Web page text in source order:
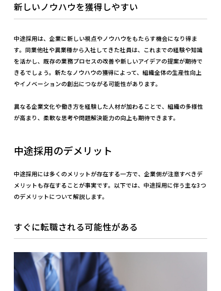
新しいノウハウを獲得しやすい
中途採用は、企業に新しい視点やノウハウをもたらす機会になり得ま
す。同業他社や異業種から入社してきた社員は、これまでの経験や知識
を活かし、既存の業務プロセスの改善や新しいアイデアの提案が期待で
きるでしょう。新たなノウハウの獲得によって、組織全体の生産性向上
やイノベーションの創出につながる可能性があります。
異なる企業文化や働き方を経験した人材が加わることで、組織の多様性
が高まり、柔軟な思考や問題解決能力の向上も期待できます。
中途採用のデメリット
中途採用には多くのメリットが存在する一方で、企業側が注意すべきデ
メリットも存在することが事実です。以下では、中途採用に伴う主な3つ
のデメリットについて解説します。
すぐに転職される可能性がある